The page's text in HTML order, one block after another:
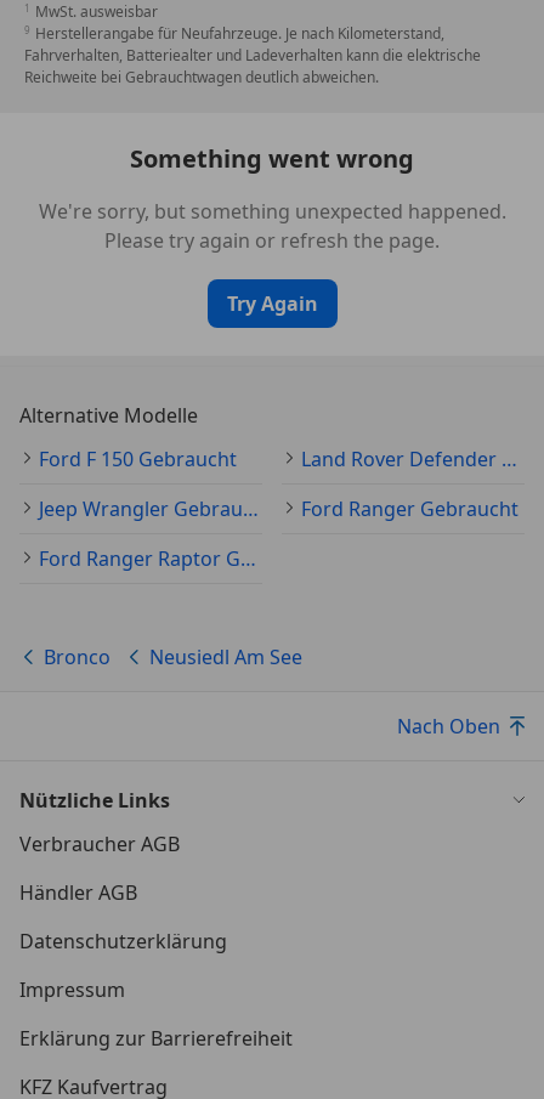
MwSt. ausweisbar
Herstellerangabe für Neufahrzeuge. Je nach Kilometerstand,
Fahrverhalten, Batteriealter und Ladeverhalten kann die elektrische
Reichweite bei Gebrauchtwagen deutlich abweichen.
Something went wrong
We're sorry, but something unexpected happened.
Please try again or refresh the page.
Try Again
Alternative Modelle
Ford F 150 Gebraucht
Land Rover Defender Gebraucht
Jeep Wrangler Gebraucht
Ford Ranger Gebraucht
Ford Ranger Raptor Gebraucht
Bronco Neusiedl Am See
Nach Oben
Nützliche Links
Verbraucher AGB
Händler AGB
Datenschutzerklärung
Impressum
Erklärung zur Barrierefreiheit
KFZ Kaufvertrag